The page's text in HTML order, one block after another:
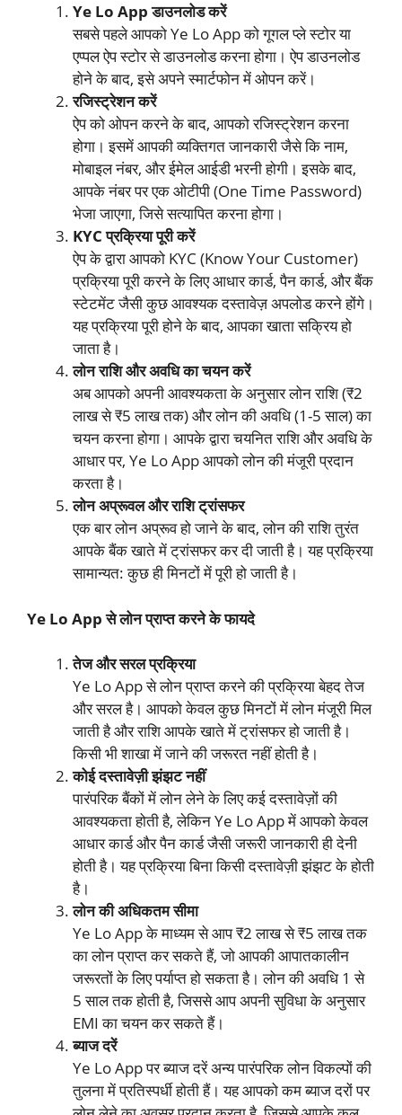
Ye Lo App डाउनलोड करें
सबसे पहले आपको Ye Lo App को गूगल प्ले स्टोर या
एप्पल ऐप स्टोर से डाउनलोड करना होगा। ऐप डाउनलोड
होने के बाद, इसे अपने स्मार्टफोन में ओपन करें।
रजिस्ट्रेशन करें
ऐप को ओपन करने के बाद, आपको रजिस्ट्रेशन करना
होगा। इसमें आपकी व्यक्तिगत जानकारी जैसे कि नाम,
मोबाइल नंबर, और ईमेल आईडी भरनी होगी। इसके बाद,
आपके नंबर पर एक ओटीपी (One Time Password)
भेजा जाएगा, जिसे सत्यापित करना होगा।
KYC प्रक्रिया पूरी करें
ऐप के द्वारा आपको KYC (Know Your Customer)
प्रक्रिया पूरी करने के लिए आधार कार्ड, पैन कार्ड, और बैंक
स्टेटमेंट जैसी कुछ आवश्यक दस्तावेज़ अपलोड करने होंगे।
यह प्रक्रिया पूरी होने के बाद, आपका खाता सक्रिय हो
जाता है।
लोन राशि और अवधि का चयन करें
अब आपको अपनी आवश्यकता के अनुसार लोन राशि (₹2
लाख से ₹5 लाख तक) और लोन की अवधि (1-5 साल) का
चयन करना होगा। आपके द्वारा चयनित राशि और अवधि के
आधार पर, Ye Lo App आपको लोन की मंजूरी प्रदान
करता है।
लोन अप्रूवल और राशि ट्रांसफर
एक बार लोन अप्रूव हो जाने के बाद, लोन की राशि तुरंत
आपके बैंक खाते में ट्रांसफर कर दी जाती है। यह प्रक्रिया
सामान्यत: कुछ ही मिनटों में पूरी हो जाती है।
Ye Lo App से लोन प्राप्त करने के फायदे
तेज और सरल प्रक्रिया
Ye Lo App से लोन प्राप्त करने की प्रक्रिया बेहद तेज
और सरल है। आपको केवल कुछ मिनटों में लोन मंजूरी मिल
जाती है और राशि आपके खाते में ट्रांसफर हो जाती है।
किसी भी शाखा में जाने की जरूरत नहीं होती है।
कोई दस्तावेज़ी झंझट नहीं
पारंपरिक बैंकों में लोन लेने के लिए कई दस्तावेज़ों की
आवश्यकता होती है, लेकिन Ye Lo App में आपको केवल
आधार कार्ड और पैन कार्ड जैसी जरूरी जानकारी ही देनी
होती है। यह प्रक्रिया बिना किसी दस्तावेज़ी झंझट के होती
है।
लोन की अधिकतम सीमा
Ye Lo App के माध्यम से आप ₹2 लाख से ₹5 लाख तक
का लोन प्राप्त कर सकते हैं, जो आपकी आपातकालीन
जरूरतों के लिए पर्याप्त हो सकता है। लोन की अवधि 1 से
5 साल तक होती है, जिससे आप अपनी सुविधा के अनुसार
EMI का चयन कर सकते हैं।
ब्याज दरें
Ye Lo App पर ब्याज दरें अन्य पारंपरिक लोन विकल्पों की
तुलना में प्रतिस्पर्धी होती हैं। यह आपको कम ब्याज दरों पर